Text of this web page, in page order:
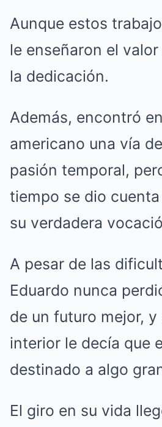
Aunque estos
le enseñaron el
la dedicación.
Además, encontró
americano una vía
pasión temporal,
tiempo se dio
su verdadera
A pesar de las
Eduardo nunca
de un futuro mejor, y
interior le decía que
destinado a algo
El giro en su vida